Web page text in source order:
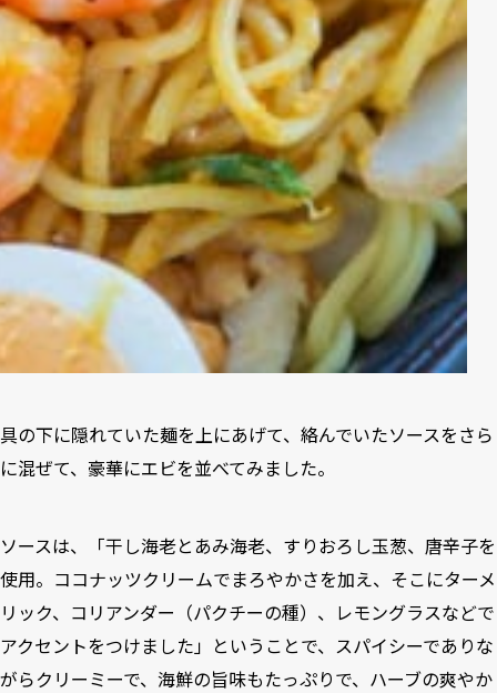
具の下に隠れていた麺を上にあげて、絡んでいたソースをさら
に混ぜて、豪華にエビを並べてみました。
ソースは、「干し海老とあみ海老、すりおろし玉葱、唐辛子を
使用。ココナッツクリームでまろやかさを加え、そこにターメ
リック、コリアンダー（パクチーの種）、レモングラスなどで
アクセントをつけました」ということで、スパイシーでありな
がらクリーミーで、海鮮の旨味もたっぷりで、ハーブの爽やか